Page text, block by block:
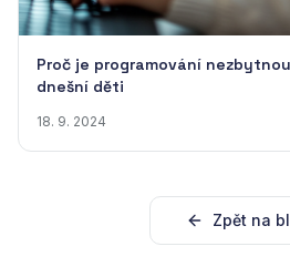
Proč je programování
dnešní děti
18. 9. 2024
Zpět na